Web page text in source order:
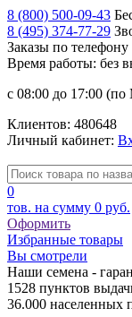
8 (800) 500-09-43
8 (495) 374-77-29
Заказы по телефону
Время работы: без
с 08:00 до 17:00 (по
Клиентов: 480648
Личный кабинет:
0
тов. на сумму 0 руб.
Оформить
Избранные товары
Вы смотрели
Наши семена -
1528 пунктов
36.000 населенных